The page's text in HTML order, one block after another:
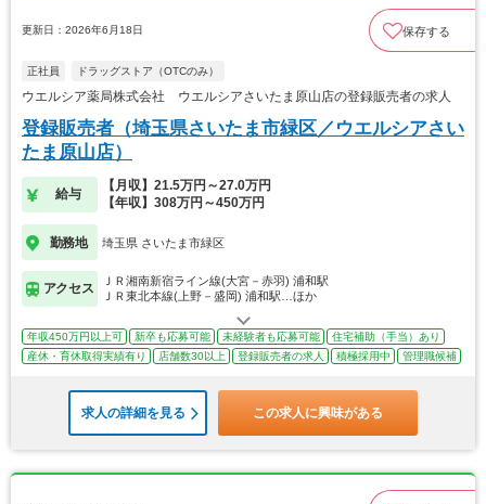
更新日：2026年6月18日 保存する
正社員 ドラッグストア（OTCのみ）
ウエルシア薬局株式会社 ウエルシアさいたま原山店の登録販売者の求人
登録販売者（埼玉県さいたま市緑区／ウエルシアさい
たま原山店）
給与
【月収】21.5万円～27.0万円
【年収】308万円～450万円
勤務地 埼玉県 さいたま市緑区
アクセス
ＪＲ湘南新宿ライン線(大宮－赤羽) 浦和駅
ＪＲ東北本線(上野－盛岡) 浦和駅…ほか
年収450万円以上可 新卒も応募可能 未経験者も応募可能
住宅補助（手当）あり
産休・育休取得実績有り
店舗数30以上 登録販売者の求人 積極採用中 管理職候補
求人の詳細を見る この求人に興味がある